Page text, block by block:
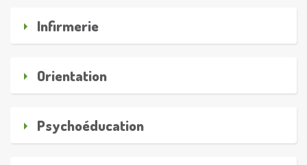
Infirmerie
Orientation
Psychoéducation